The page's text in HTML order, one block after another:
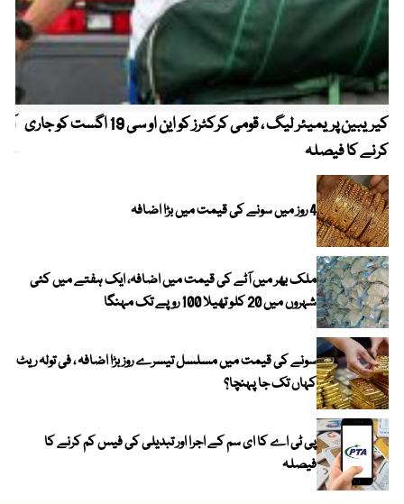
کیریبین پریمیئر لیگ ، قومی کرکٹرز کو این او سی 19 اگست کو جاری
کرنے کا فیصلہ
4 روز میں سونے کی قیمت میں بڑا اضافہ
ملک بھر میں آٹے کی قیمت میں اضافہ، ایک ہفتے میں کئی
شہروں میں 20 کلو تھیلا 100 روپے تک مہنگا
سونے کی قیمت میں مسلسل تیسرے روز بڑا اضافہ ، فی تولہ ریٹ
کہاں تک جا پہنچا؟
پی ٹی اے کا ای سم کے اجرا اور تبدیلی کی فیس کم کرنے کا
فیصلہ